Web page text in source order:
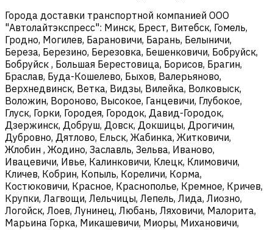
Города доставки транспортной компанией ООО
"Автолайтэкспресс": Минск, Брест, Витебск, Гомель,
Гродно, Могилев, Барановичи, Барань, Белыничи,
Береза, Березино, Березовка, Бешенковичи, Бобруйск,
Бобруйск , Большая Берестовица, Борисов, Брагин,
Браслав, Буда-Кошелево, Быхов, Валерьяново,
Верхнедвинск, Ветка, Видзы, Вилейка, Волковыск,
Воложин, Вороново, Высокое, Ганцевичи, Глубокое,
Глуск, Горки, Городея, Городок, Давид-Городок,
Дзержинск, Добруш, Довск, Докшицы, Дрогичин,
Дубровно, Дятлово, Ельск, Жабинка, Житковичи,
Жлобин , Жодино, Заславль, Зельва, Иваново,
Ивацевичи, Ивье, Калинковичи, Клецк, Климовичи,
Кличев, Кобрин, Копыль, Кореличи, Корма,
Костюковичи, Красное, Краснополье, Кремное, Кричев,
Крупки, Лагвощи, Лельчицы, Лепель, Лида, Лиозно,
Логойск, Лоев, Лунинец, Любань, Ляховичи, Малорита,
Марьина Горка, Микашевичи, Миоры, Михановичи,